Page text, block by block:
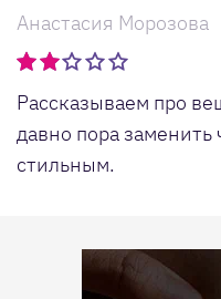
Анастасия Морозова
Рассказываем про
давно пора
стильным.